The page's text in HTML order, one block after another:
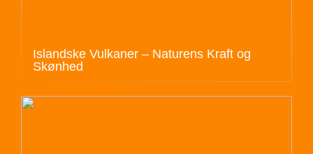
Islandske Vulkaner – Naturens Kraft og
Skønhed